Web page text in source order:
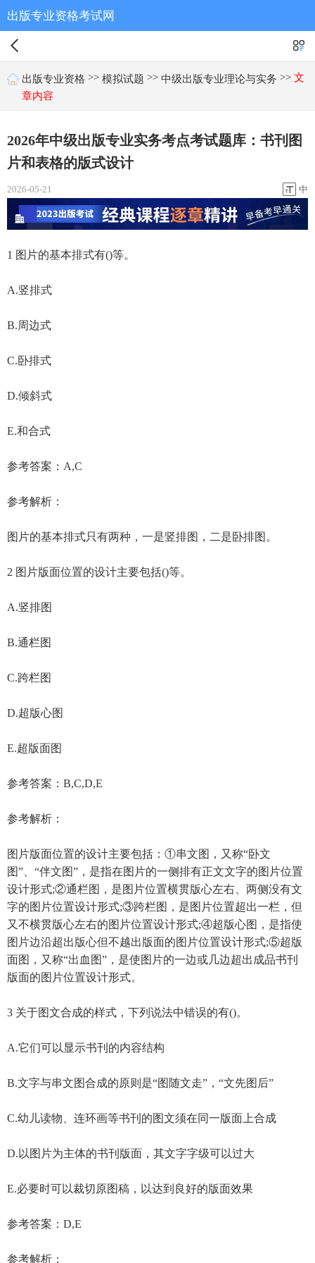
出版专业资格考试网
出版专业资格 >> 模拟试题 >> 中级出版专业理论与实务 >> 文
章内容
2026年中级出版专业实务考点考试题库：书刊图
片和表格的版式设计
2026-05-21 中
1 图片的基本排式有()等。
A.竖排式
B.周边式
C.卧排式
D.倾斜式
E.和合式
参考答案：A,C
参考解析：
图片的基本排式只有两种，一是竖排图，二是卧排图。
2 图片版面位置的设计主要包括()等。
A.竖排图
B.通栏图
C.跨栏图
D.超版心图
E.超版面图
参考答案：B,C,D,E
参考解析：
图片版面位置的设计主要包括：①串文图，又称“卧文
图”、“伴文图”，是指在图片的一侧排有正文文字的图片位置
设计形式;②通栏图，是图片位置横贯版心左右、两侧没有文
字的图片位置设计形式;③跨栏图，是图片位置超出一栏，但
又不横贯版心左右的图片位置设计形式;④超版心图，是指使
图片边沿超出版心但不越出版面的图片位置设计形式;⑤超版
面图，又称“出血图”，是使图片的一边或几边超出成品书刊
版面的图片位置设计形式。
3 关于图文合成的样式，下列说法中错误的有()。
A.它们可以显示书刊的内容结构
B.文字与串文图合成的原则是“图随文走”，“文先图后”
C.幼儿读物、连环画等书刊的图文须在同一版面上合成
D.以图片为主体的书刊版面，其文字字级可以过大
E.必要时可以裁切原图稿，以达到良好的版面效果
参考答案：D,E
参考解析：